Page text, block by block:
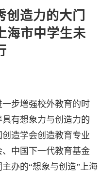
创造力的大门
市中学生未
步增强校外教育的时
有想象力与创造力的
造学会创造教育专业
中国下一代教育基金
办的“想象与创造”上海